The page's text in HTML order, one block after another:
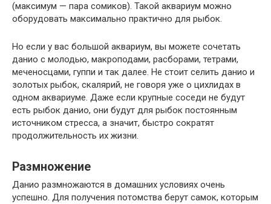
(максимум — пара сомиков). Такой аквариум можно
оборудовать максимально практично для рыбок.
Но если у вас большой аквариум, вы можете сочетать
данио с молодью, макроподами, расборами, тетрами,
меченосцами, гуппи и так далее. Не стоит селить данио и
золотых рыбок, скалярий, не говоря уже о цихлидах в
одном аквариуме. Даже если крупные соседи не будут
есть рыбок данио, они будут для рыбок постоянным
источником стресса, а значит, быстро сократят
продолжительность их жизни.
Размножение
Данио размножаются в домашних условиях очень
успешно. Для получения потомства берут самок, которым